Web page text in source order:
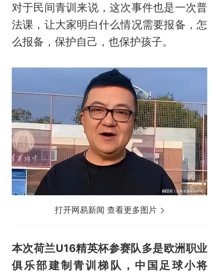
对于民间青训来说，这次事件也是一次普
法课，让大家明白什么情况需要报备，怎
么报备，保护自己，也保护孩子。
打开网易新闻 查看更多图片
本次荷兰U16精英杯参赛队多是欧洲职业
俱乐部建制青训梯队，中国足球小将